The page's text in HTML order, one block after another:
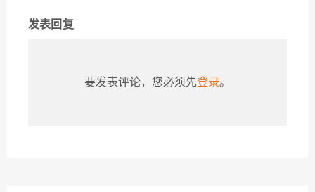
发表回复
要发表评论，您必须先登录。